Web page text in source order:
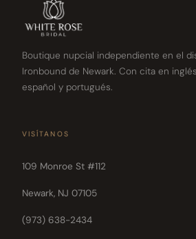
Boutique nupcial independiente en el
Ironbound de Newark. Con cita en
español y portugués.
VISÍTANOS
109 Monroe St #112
Newark, NJ 07105
(973) 638-2434